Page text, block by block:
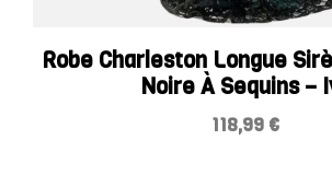
Robe Charleston Longue
Noire À Sequins –
118,99 €